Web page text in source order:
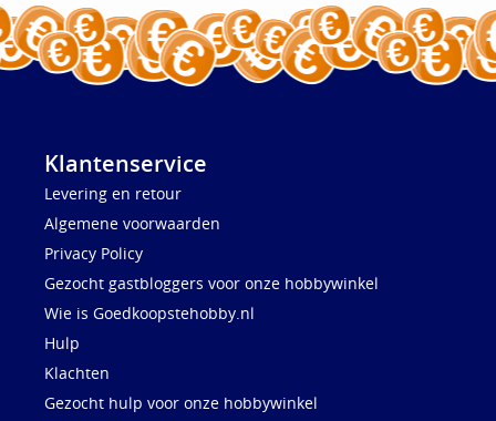
Klantenservice
Levering en retour
Algemene voorwaarden
Privacy Policy
Gezocht gastbloggers voor onze hobbywinkel
Wie is Goedkoopstehobby.nl
Hulp
Klachten
Gezocht hulp voor onze hobbywinkel